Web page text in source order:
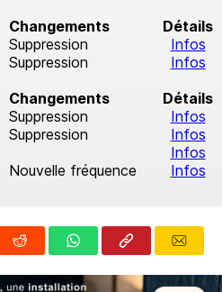
Changements
Détails
Suppression
Infos
Suppression
Infos
Changements
Détails
Suppression
Infos
Suppression
Infos
Infos
Nouvelle fréquence Infos